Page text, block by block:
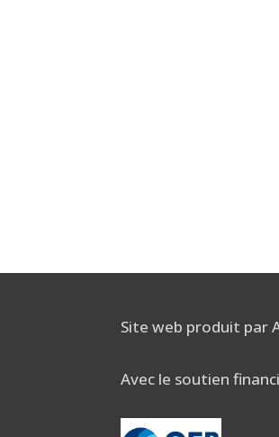
Site web produit par
Avec le soutien